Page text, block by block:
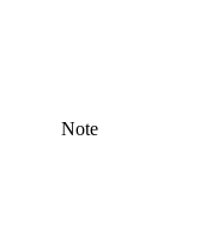
Note